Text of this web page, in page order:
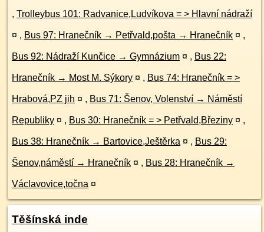
, Trolleybus 101: Radvanice,Ludvíkova = > Hlavní nádraží
¤ , Bus 97: Hranečník → Petřvald,pošta → Hranečník ¤ ,
Bus 92: Nádraží Kunčice → Gymnázium ¤ , Bus 22:
Hranečník → Most M. Sýkory ¤ , Bus 74: Hranečník = >
Hrabová,PZ jih ¤ , Bus 71: Šenov, Volenství → Náměstí
Republiky ¤ , Bus 30: Hranečník = > Petřvald,Březiny ¤ ,
Bus 38: Hranečník → Bartovice,Ještěrka ¤ , Bus 29:
Šenov,náměstí → Hranečník ¤ , Bus 28: Hranečník →
Václavovice,točna ¤
Těšínská inde